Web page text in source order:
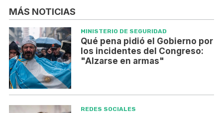
MÁS NOTICIAS
MINISTERIO DE SEGURIDAD
Qué pena pidió el Gobierno por
los incidentes del Congreso:
"Alzarse en armas"
REDES SOCIALES